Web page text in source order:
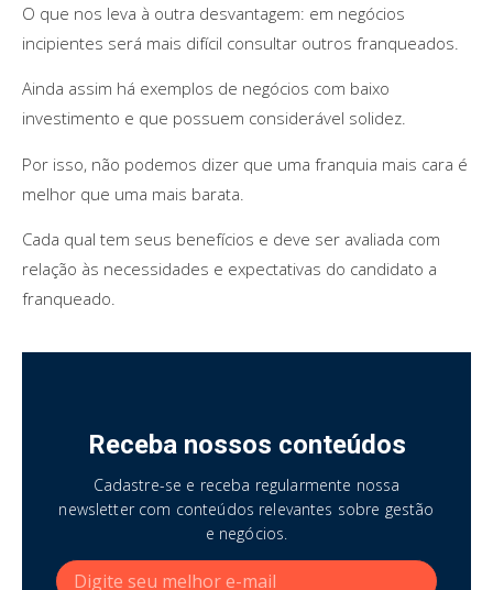
O que nos leva à outra desvantagem: em negócios
incipientes será mais difícil consultar outros franqueados.
Ainda assim há exemplos de negócios com baixo
investimento e que possuem considerável solidez.
Por isso, não podemos dizer que uma franquia mais cara é
melhor que uma mais barata.
Cada qual tem seus benefícios e deve ser avaliada com
relação às necessidades e expectativas do candidato a
franqueado.
Receba nossos conteúdos
Cadastre-se e receba regularmente nossa
newsletter com conteúdos relevantes sobre gestão
e negócios.